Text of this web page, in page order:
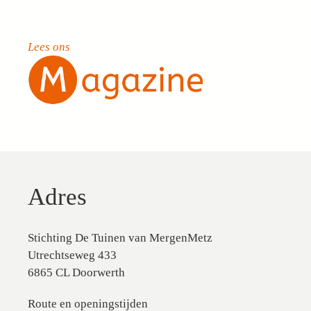
Lees ons
Adres
Stichting De Tuinen van MergenMetz
Utrechtseweg 433
6865 CL Doorwerth
Route en openingstijden